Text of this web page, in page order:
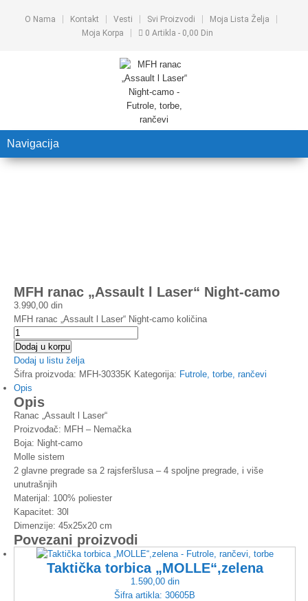
O Nama Kontakt Vesti Svi Proizvodi
Moja Lista Želja
Moja Korpa
0 Artikla 0,00 Din
Navigacija
MFH ranac „Assault l Laser“ Night-camo
3.990,00 din
MFH ranac „Assault l Laser“ Night-camo količina
Dodaj u korpu
Dodaj u listu želja
Šifra proizvoda: MFH-30335K Kategorija: Futrole, torbe, rančevi
Opis
Opis
Ranac „Assault l Laser“
Proizvođač: MFH – Nemačka
Boja: Night-camo
Molle sistem
2 glavne pregrade sa 2 rajsferšlusa – 4 spoljne pregrade, i više
unutrašnjih
Materijal: 100% poliester
Kapacitet: 30l
Dimenzije: 45x25x20 cm
Povezani proizvodi
Taktička torbica „MOLLE“,zelena
1.590,00 din
Šifra artikla: 30605B